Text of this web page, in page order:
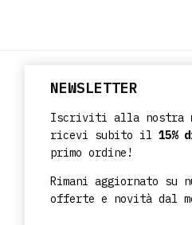
NEWSLETTER
Iscriviti alla nostra
ricevi subito il 15%
primo ordine!
Rimani aggiornato su
offerte e novità dal